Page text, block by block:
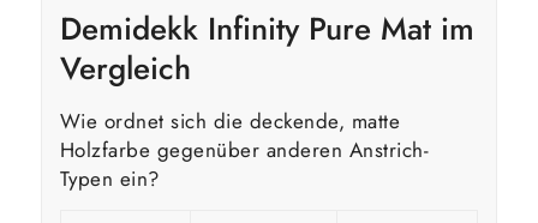
Demidekk Infinity Pure Mat im
Vergleich
Wie ordnet sich die deckende, matte
Holzfarbe gegenüber anderen Anstrich-
Typen ein?